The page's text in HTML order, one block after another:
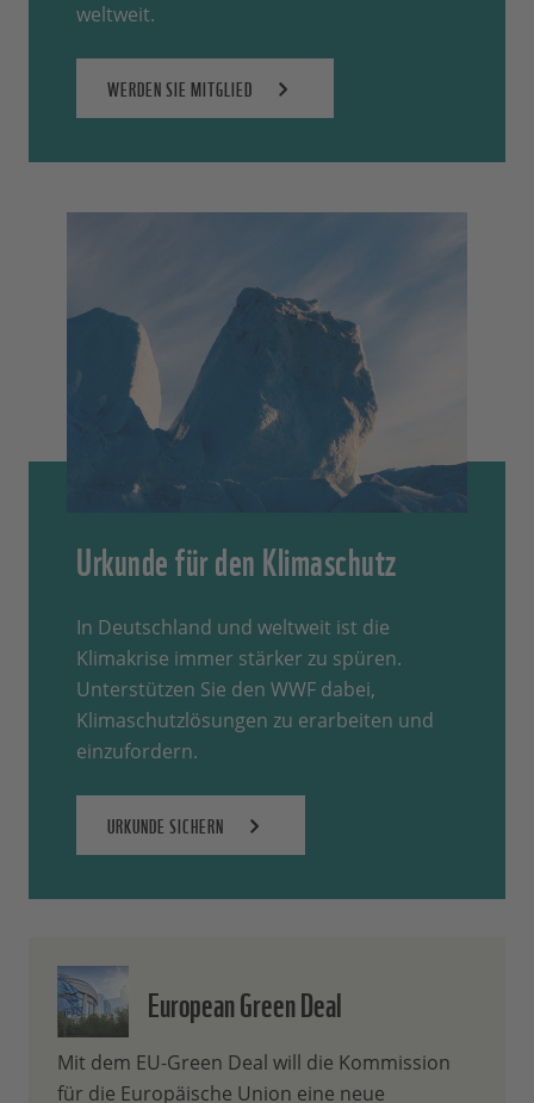
weltweit.
WERDEN SIE MITGLIED
Urkunde für den Klimaschutz
In Deutschland und weltweit ist die
Klimakrise immer stärker zu spüren.
Unterstützen Sie den WWF dabei,
Klimaschutzlösungen zu erarbeiten und
einzufordern.
URKUNDE SICHERN
European Green Deal
Mit dem EU-Green Deal will die Kommission
für die Europäische Union eine neue